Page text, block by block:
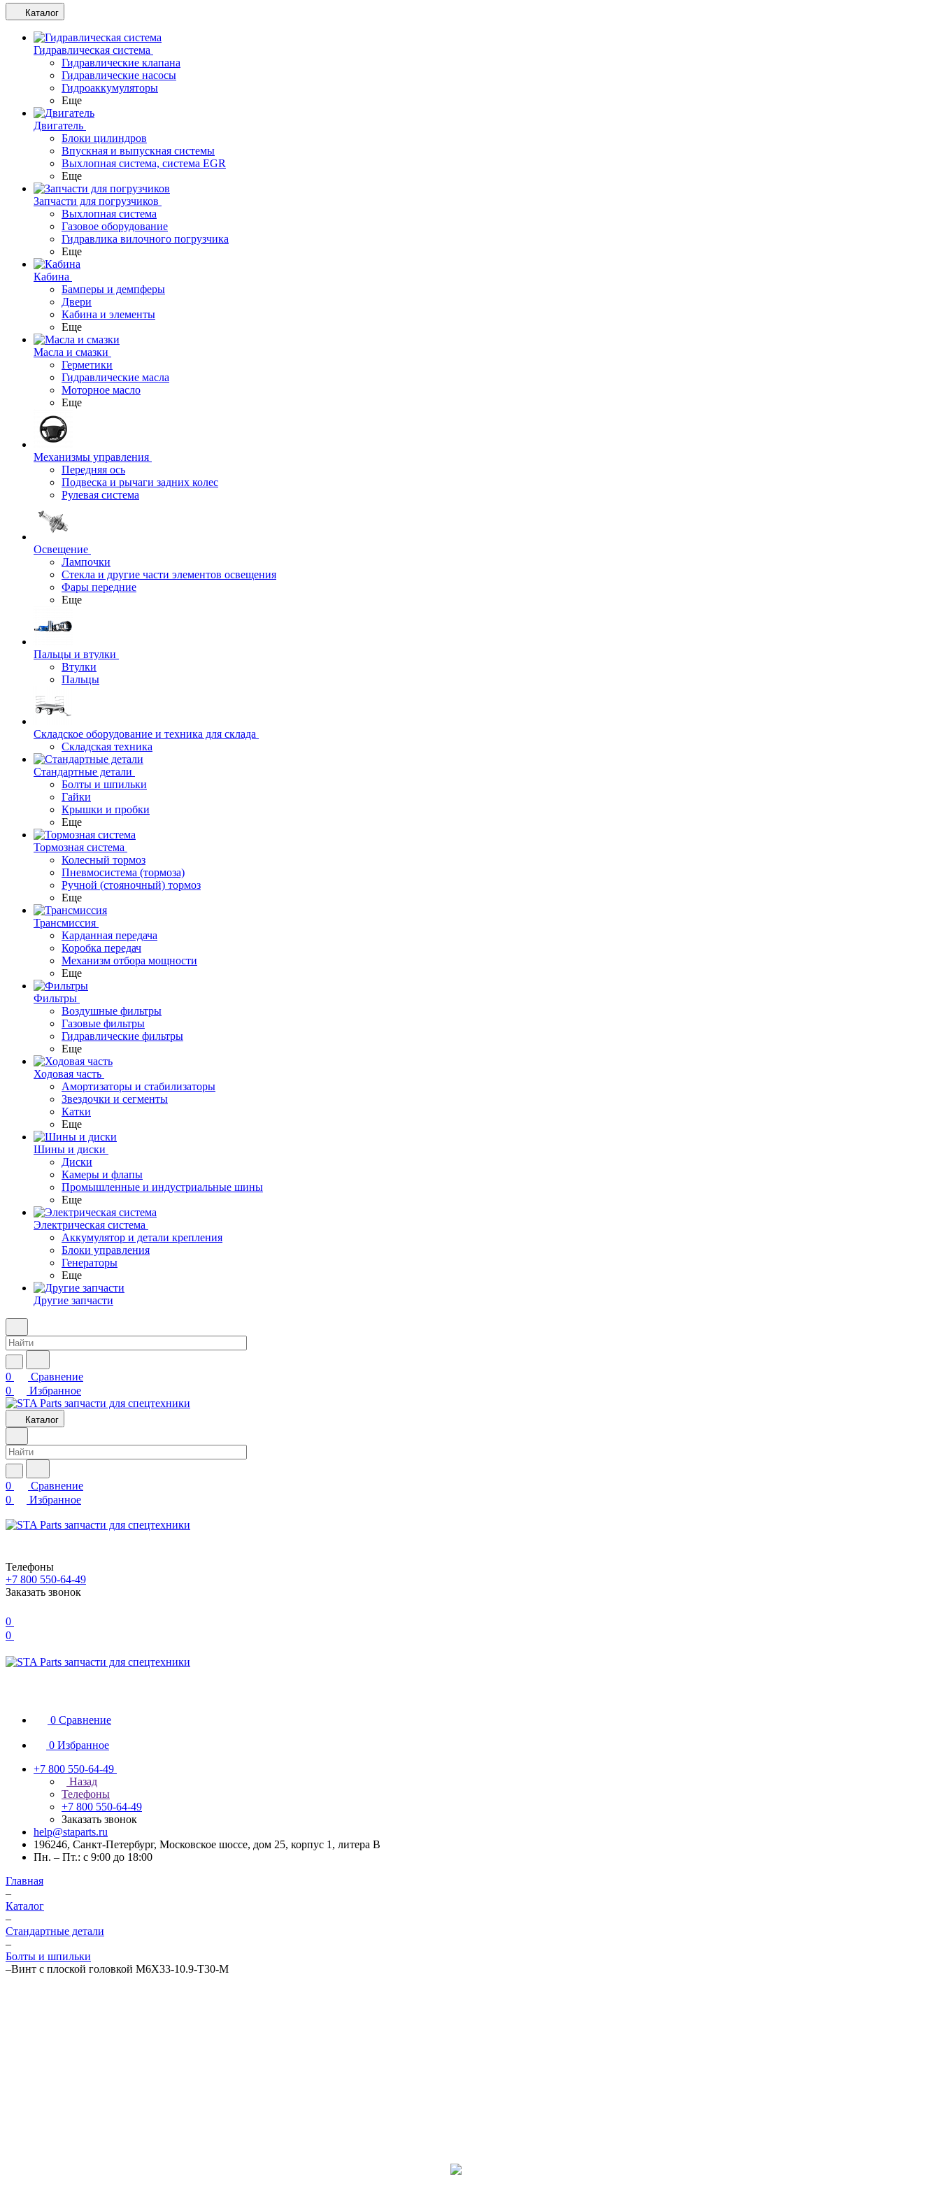
Каталог
Гидравлическая система
Гидравлические клапана
Гидравлические насосы
Гидроаккумуляторы
Еще
Двигатель
Блоки цилиндров
Впускная и выпускная системы
Выхлопная система, система EGR
Еще
Запчасти для погрузчиков
Выхлопная система
Газовое оборудование
Гидравлика вилочного погрузчика
Еще
Кабина
Бамперы и демпферы
Двери
Кабина и элементы
Еще
Масла и смазки
Герметики
Гидравлические масла
Моторное масло
Еще
Механизмы управления
Передняя ось
Подвеска и рычаги задних колес
Рулевая система
Освещение
Лампочки
Стекла и другие части элементов освещения
Фары передние
Еще
Пальцы и втулки
Втулки
Пальцы
Складское оборудование и техника для склада
Складская техника
Стандартные детали
Болты и шпильки
Гайки
Крышки и пробки
Еще
Тормозная система
Колесный тормоз
Пневмосиcтема (тормоза)
Ручной (стояночный) тормоз
Еще
Трансмиссия
Карданная передача
Коробка передач
Механизм отбора мощности
Еще
Фильтры
Воздушные фильтры
Газовые фильтры
Гидравлические фильтры
Еще
Ходовая часть
Амортизаторы и стабилизаторы
Звездочки и сегменты
Катки
Еще
Шины и диски
Диски
Камеры и флапы
Промышленные и индустриальные шины
Еще
Электрическая система
Аккумулятор и детали крепления
Блоки управления
Генераторы
Еще
Другие запчасти
0
Сравнение
0
Избранное
Каталог
0
Сравнение
0
Избранное
Телефоны
+7 800 550-64-49
Заказать звонок
0
0
0 Сравнение
0 Избранное
+7 800 550-64-49
Назад
Телефоны
+7 800 550-64-49
Заказать звонок
help@staparts.ru
196246, Санкт-Петербург, Московское шоссе, дом 25, корпус 1, литера В
Пн. – Пт.: с 9:00 до 18:00
Главная
–
Каталог
–
Стандартные детали
–
Болты и шпильки
–Винт с плоской головкой M6X33-10.9-T30-M